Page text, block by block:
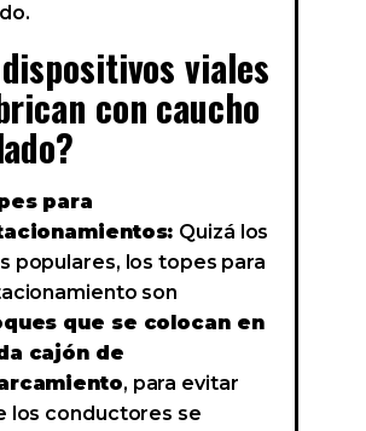
viales
con caucho
para
Quizá los
populares, los topes para
son
que se colocan en
cajón de
, para evitar
los conductores se